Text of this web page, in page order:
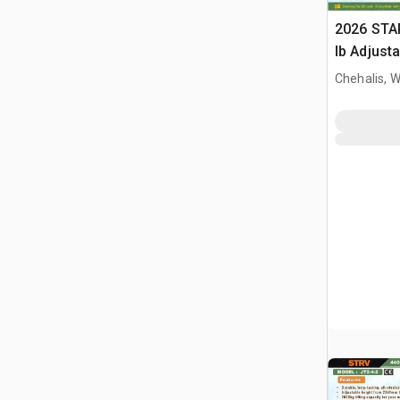
2026
lb
Gantry
Chehalis,